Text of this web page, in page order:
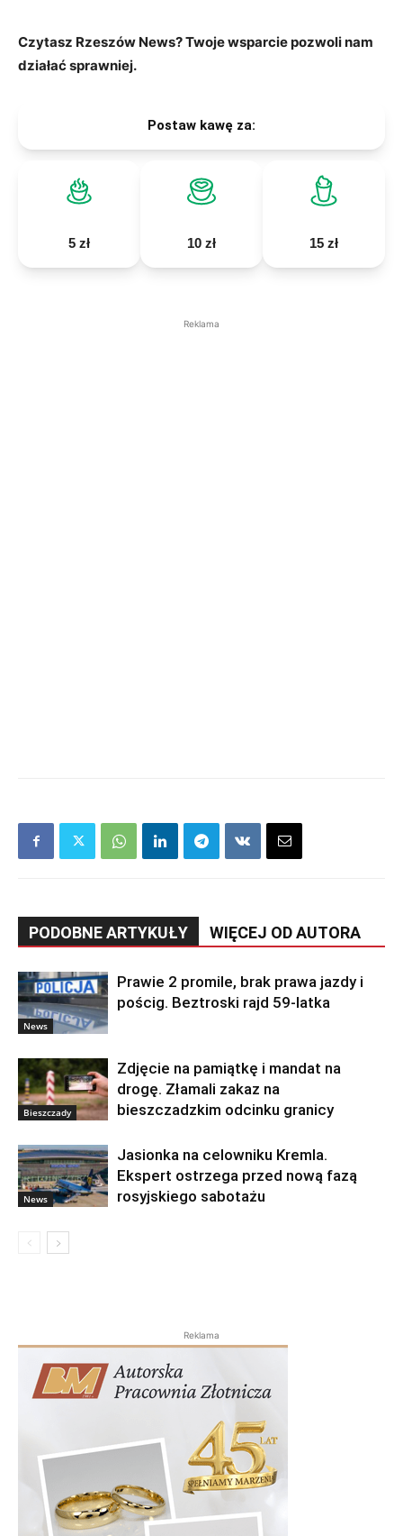
Czytasz Rzeszów News? Twoje wsparcie pozwoli nam
działać sprawniej.
Postaw kawę za:
5 zł 10 zł 15 zł
Reklama
PODOBNE ARTYKUŁY WIĘCEJ OD AUTORA
News
Prawie 2 promile, brak prawa jazdy i
pościg. Beztroski rajd 59-latka
Bieszczady
Zdjęcie na pamiątkę i mandat na
drogę. Złamali zakaz na
bieszczadzkim odcinku granicy
News
Jasionka na celowniku Kremla.
Ekspert ostrzega przed nową fazą
rosyjskiego sabotażu
Reklama